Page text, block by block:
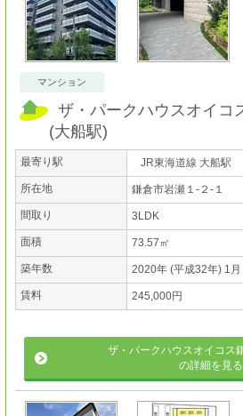
マンション
ザ・パークハウスオイコ
(大船駅)
最寄り駅 JR東海道線 大船駅
所在地 鎌倉市岩瀬１-２-１
間取り 3LDK
面積 73.57㎡
築年数 2020年 (平成32年) 1月
賃料 245,000円
ザ・パークハウスオイコス
の詳細を見る